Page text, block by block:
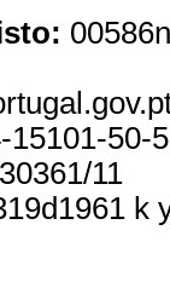
15101-50-5
11
k